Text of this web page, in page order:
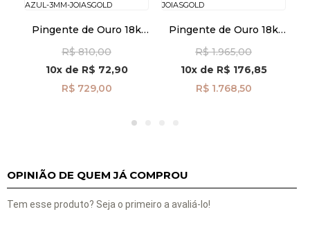
Pingente de Ouro 18k
Azul 3mm pi24474
R$ 810,00
10xde R$ 72,90
R$ 729,00
Pingente de Ouro 18k
R$ 1.965,00
10xde R$ 176,85
R$ 1.768,50
OPINIÃO DE QUEM JÁ COMPROU
Tem esse produto? Seja o primeiro a avaliá-lo!